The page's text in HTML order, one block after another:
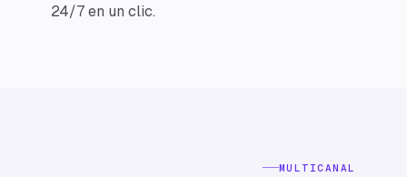
24/7 en un clic.
MULTICANAL